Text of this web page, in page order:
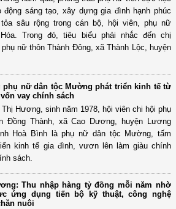
động sáng tạo, xây dựng gia đình hạnh phúc
sâu rộng trong cán bộ, hội viên, phụ nữ
Trong đó, tiêu biểu phải nhắc đến chị
nữ thôn Thành Đông, xã Thành Lộc, huyện
phụ nữ dân tộc Mường phát triển kinh tế từ
vay chính sách
Thị Hương, sinh năm 1978, hội viên chi hội phụ
Đồng Thành, xã Cao Dương, huyện Lương
Hoà Bình là phụ nữ dân tộc Mường, tấm
kinh tế gia đình, vươn lên làm giàu chính
sách.
Thu nhập hàng tỷ đồng mỗi năm nhờ
ứng dụng tiến bộ kỹ thuật, công nghệ
nuôi